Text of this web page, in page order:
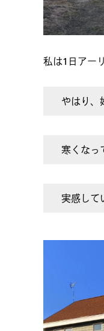
私は1日アー
やはり、
寒くなっ
実感して